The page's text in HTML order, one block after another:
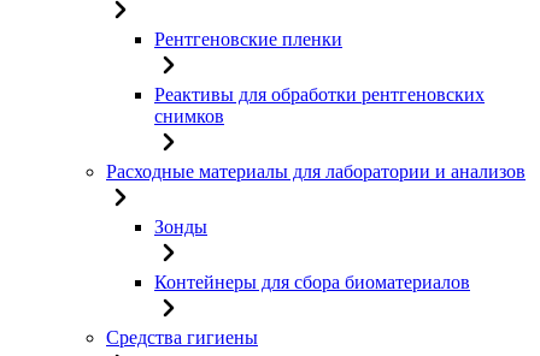
Рентгеновские пленки
Реактивы для обработки рентгеновских
снимков
Расходные материалы для лаборатории и анализов
Зонды
Контейнеры для сбора биоматериалов
Средства гигиены